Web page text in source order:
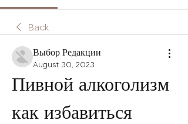
Back
Выбор Редакции
August 30, 2023
Пивной алкоголизм
как избавиться